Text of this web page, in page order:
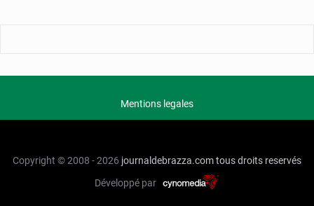
Mentions legales
Copyright © 2008 - 2026 journaldebrazza.comtous droits reservés
Développé par